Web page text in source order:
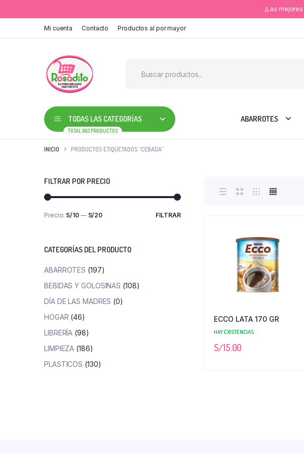
¡Las mejores
Mi cuenta Contacto Productos al por mayor
TODAS LAS CATEGORÍAS
TOTAL 803 PRODUCTOS
ABARROTES
INICIO PRODUCTOS ETIQUETADOS “CEBADA”
ECCO LATA 170 GR
HAY EXISTENCIAS
S/15.00
FILTRAR POR PRECIO
Precio
Precio
FILTRAR
Precio: S/10— S/20
CATEGORÍAS DEL PRODUCTO
ABARROTES (197)
BEBIDAS Y GOLOSINAS (108)
DÍA DE LAS MADRES (0)
HOGAR (46)
LIBRERÍA (98)
LIMPIEZA (186)
PLASTICOS (130)